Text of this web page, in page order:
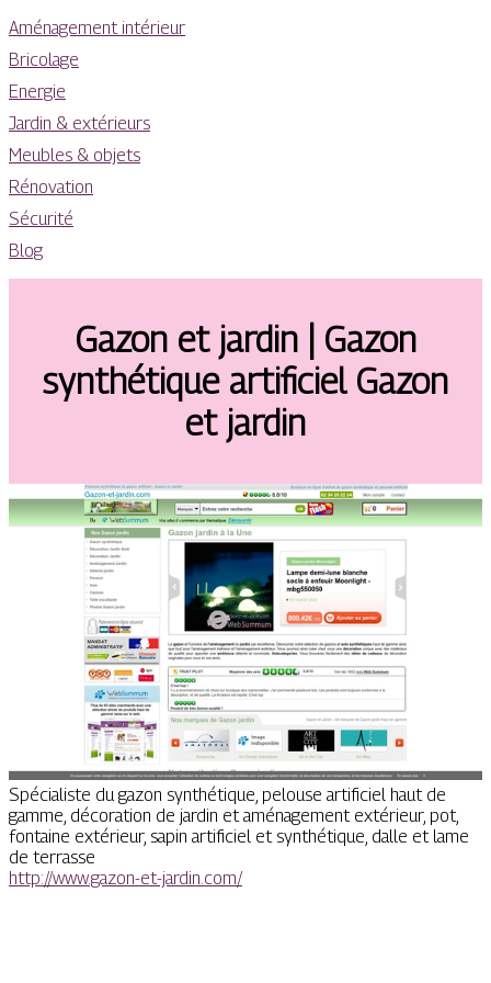
Aménagement intérieur
Bricolage
Energie
Jardin & extérieurs
Meubles & objets
Rénovation
Sécurité
Blog
Gazon et jardin | Gazon
synthétique artificiel Gazon
et jardin
Spécialiste du gazon synthétique, pelouse artificiel haut de
gamme, décoration de jardin et aménagement extérieur, pot,
fontaine extérieur, sapin artificiel et synthétique, dalle et lame
de terrasse
http://www.gazon-et-jardin.com/